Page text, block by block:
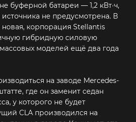
буферной батареи — 1,2 кВт·ч,
не предусмотрена. В
корпорация Stellantis
гибридную силовую
моделей ещё два года
на заводе Mercedes-
где он заменит седан
у которого не будет
CLA производился на